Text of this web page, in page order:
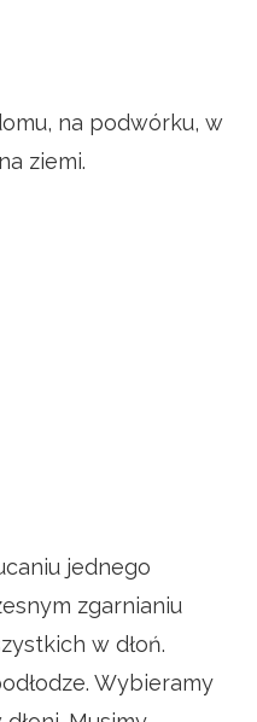
na podwórku, w
ziemi.
jednego
zgarnianiu
w dłoń.
Wybieramy